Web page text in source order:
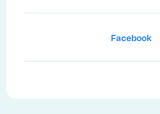
Facebook
Request documents